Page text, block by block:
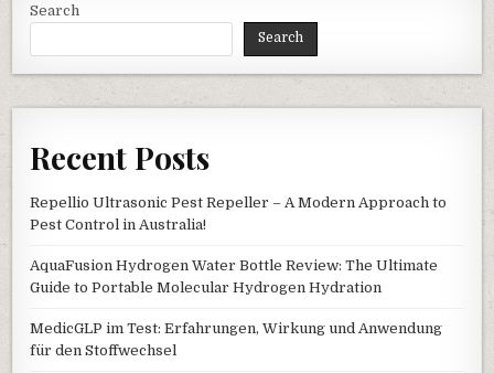
Search
Search
Recent Posts
Repellio Ultrasonic Pest Repeller – A Modern Approach to
Pest Control in Australia!
AquaFusion Hydrogen Water Bottle Review: The Ultimate
Guide to Portable Molecular Hydrogen Hydration
MedicGLP im Test: Erfahrungen, Wirkung und Anwendung
für den Stoffwechsel